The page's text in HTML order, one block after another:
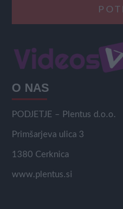
O NAS
PODJETJE – Plentus d.o.o.
Primšarjeva ulica 3
1380 Cerknica
www.plentus.si